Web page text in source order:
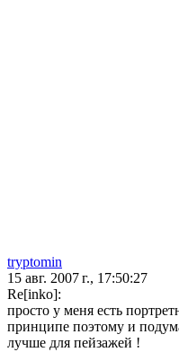
tryptomin
15 авг. 2007 г., 17:50:27
Re[inko]:
просто у меня есть
принципе поэтому и
лучше для пейзажей !